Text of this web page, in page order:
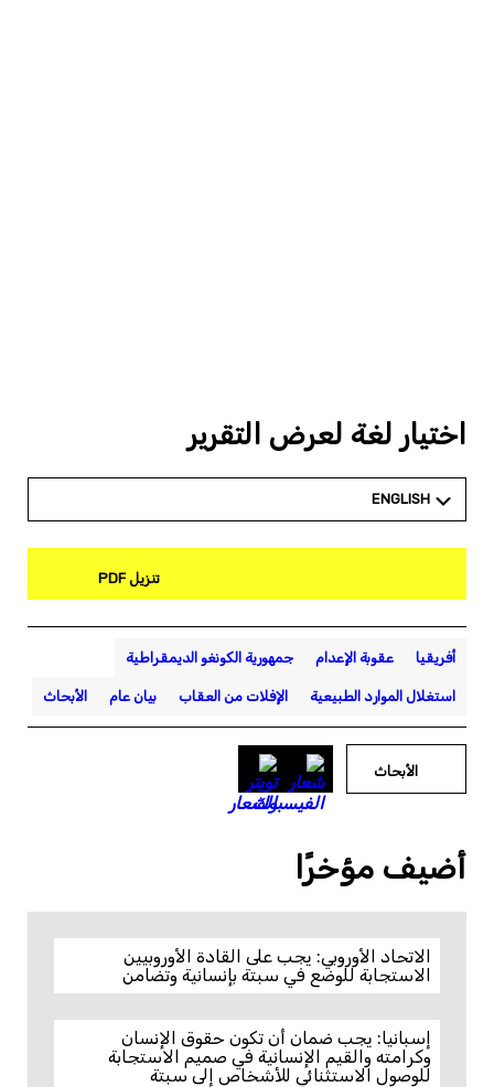
اختيار لغة لعرض التقرير
ENGLISH
تنزيل PDF
أفريقيا عقوبة الإعدام جمهورية الكونغو الديمقراطية
استغلال الموارد الطبيعية الإفلات من العقاب بيان عام الأبحاث
الأبحاث
أضيف مؤخرًا
الاتحاد الأوروبي: يجب على القادة الأوروبيين
الاستجابة للوضع في سبتة بإنسانية وتضامن
إسبانيا: يجب ضمان أن تكون حقوق الإنسان
وكرامته والقيم الإنسانية في صميم الاستجابة
للوصول الاستثنائي للأشخاص إلى سبتة